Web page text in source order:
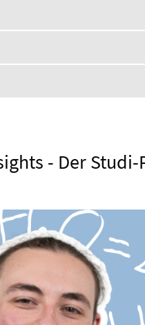
- Der Studi-